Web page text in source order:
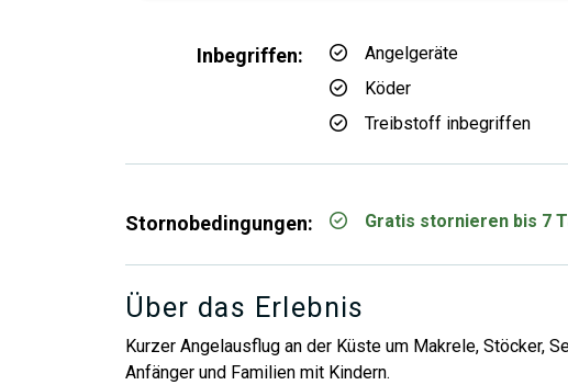
Inbegriffen: Angelgeräte
Köder
Treibstoff inbegriffen
Stornobedingungen: Gratis stornieren bis 7
Über das Erlebnis
Kurzer Angelausflug an der Küste um Makrele, Stöcker,
Anfänger und Familien mit Kindern.